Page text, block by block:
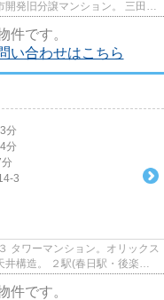
発旧分譲マンション。 三田
件です。
い合わせはこちら
分
分
分
3
タワーマンション。オリックス
構造。 ２駅(春日駅・後楽園
件です。